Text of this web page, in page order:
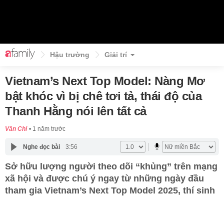
Hậu trường Giải trí
Vietnam’s Next Top Model: Nàng Mơ
bật khóc vì bị chê tơi tả, thái độ của
Thanh Hằng nói lên tất cả
Vân Chi 1 năm trước
Nghe đọc bài 3:56
Sở hữu lượng người theo dõi “khủng” trên mạng
xã hội và được chú ý ngay từ những ngày đầu
tham gia Vietnam’s Next Top Model 2025, thí sinh